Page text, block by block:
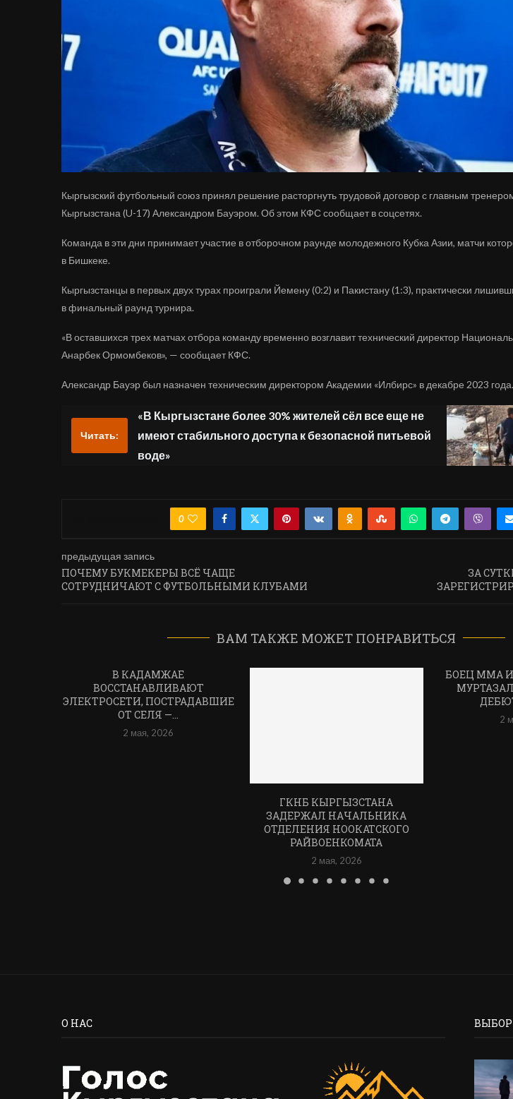
Кыргызский футбольный союз принял решение расторгнуть трудовой договор с главным
Кыргызстана (U-17) Александром Бауэром. Об этом КФС сообщает в соцсетях.
Команда в эти дни принимает участие в отборочном раунде молодежного Кубка Азии, матчи
в Бишкеке.
Кыргызстанцы в первых двух турах проиграли Йемену (0:2) и Пакистану (1:3), практически
в финальный раунд турнира.
«В оставшихся трех матчах отбора команду временно возглавит технический директор
Анарбек Ормомбеков», — сообщает КФС.
Александр Бауэр был назначен техническим директором Академии «Илбирс» в декабре 2023 года.
Читать:
«В Кыргызстане более 30% жителей сёл все еще не
имеют стабильного доступа к безопасной питьевой
воде»
0
предыдущая запись
ПОЧЕМУ БУКМЕКЕРЫ ВСЁ ЧАЩЕ
СОТРУДНИЧАЮТ С ФУТБОЛЬНЫМИ КЛУБАМИ
ЗА
ВАМ ТАКЖЕ МОЖЕТ ПОНРАВИТЬСЯ
В КАДАМЖАЕ
ВОССТАНАВЛИВАЮТ
ЭЛЕКТРОСЕТИ, ПОСТРАДАВШИЕ
ОТ СЕЛЯ —...
2 мая, 2026
ГКНБ КЫРГЫЗСТАНА
ЗАДЕРЖАЛ НАЧАЛЬНИКА
ОТДЕЛЕНИЯ НООКАТСКОГО
РАЙВОЕНКОМАТА
2 мая, 2026
БОЕЦ ММА
2
О НАС